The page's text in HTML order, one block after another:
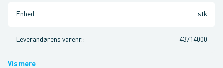
Enhed : stk
Leverandørens varenr. : 43714000
Vis mere